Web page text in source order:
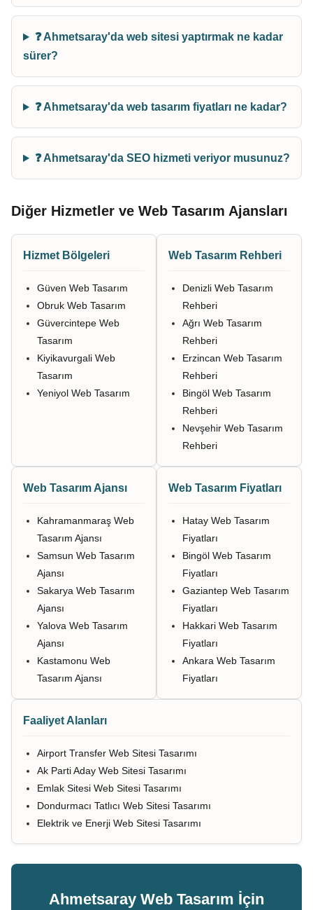
❓ Ahmetsaray'da web sitesi yaptırmak ne kadar
sürer?
❓ Ahmetsaray'da web tasarım fiyatları ne kadar?
❓ Ahmetsaray'da SEO hizmeti veriyor musunuz?
Diğer Hizmetler ve Web Tasarım Ajansları
Hizmet Bölgeleri
Güven Web Tasarım
Obruk Web Tasarım
Güvercintepe Web
Tasarım
Kiyikavurgali Web
Tasarım
Yeniyol Web Tasarım
Web Tasarım Rehberi
Denizli Web Tasarım
Rehberi
Ağrı Web Tasarım
Rehberi
Erzincan Web Tasarım
Rehberi
Bingöl Web Tasarım
Rehberi
Nevşehir Web Tasarım
Rehberi
Web Tasarım Ajansı
Kahramanmaraş Web
Tasarım Ajansı
Samsun Web Tasarım
Ajansı
Sakarya Web Tasarım
Ajansı
Yalova Web Tasarım
Ajansı
Kastamonu Web
Tasarım Ajansı
Web Tasarım Fiyatları
Hatay Web Tasarım
Fiyatları
Bingöl Web Tasarım
Fiyatları
Gaziantep Web Tasarım
Fiyatları
Hakkari Web Tasarım
Fiyatları
Ankara Web Tasarım
Fiyatları
Faaliyet Alanları
Airport Transfer Web Sitesi Tasarımı
Ak Parti Aday Web Sitesi Tasarımı
Emlak Sitesi Web Sitesi Tasarımı
Dondurmacı Tatlıcı Web Sitesi Tasarımı
Elektrik ve Enerji Web Sitesi Tasarımı
Ahmetsaray Web Tasarım İçin